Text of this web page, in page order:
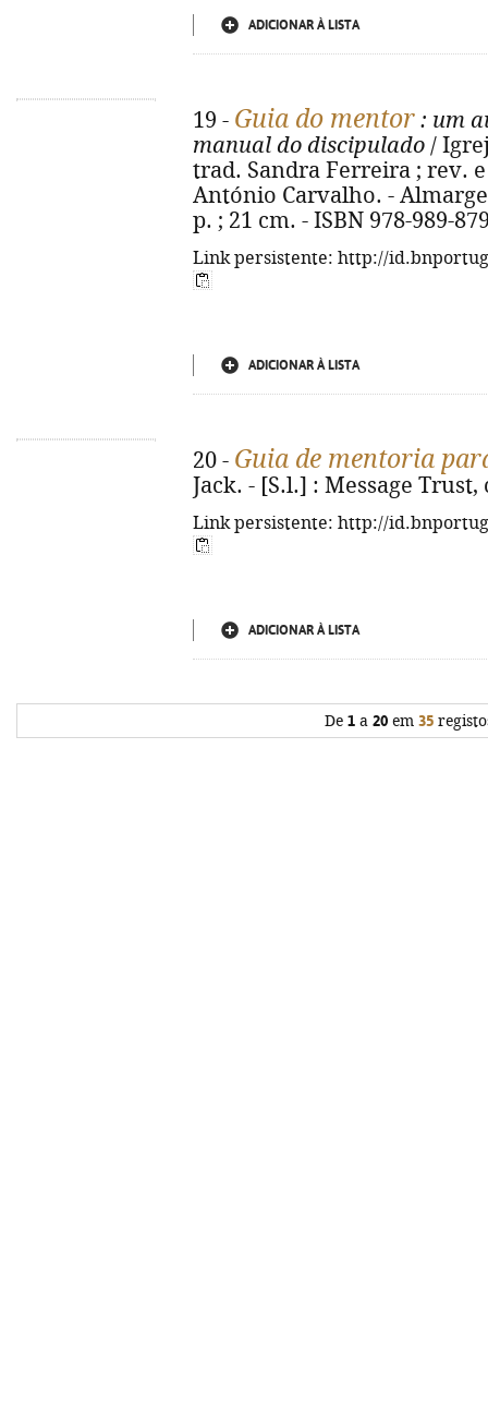
ADICIONAR À LISTA
19 - Guia do mentor : um
manual do discipulado /
trad. Sandra Ferreira ; rev.
António Carvalho. -
p. ; 21 cm. - ISBN 978-989-
Link persistente: http://
ADICIONAR À LISTA
20 - Guia de mentoria
Jack. - [S.l.] : Message Trust,
Link persistente: http://
ADICIONAR À LISTA
De 1a 20em 35